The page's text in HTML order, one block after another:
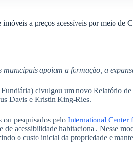
a preços acessíveis por meio de
apoiam a formação, a
divulgou um novo Relatório de
Davis e Kristin King-Ries.
ou pesquisados pelo International Center
acessibilidade habitacional. Nesse
o custo inicial da propriedade e